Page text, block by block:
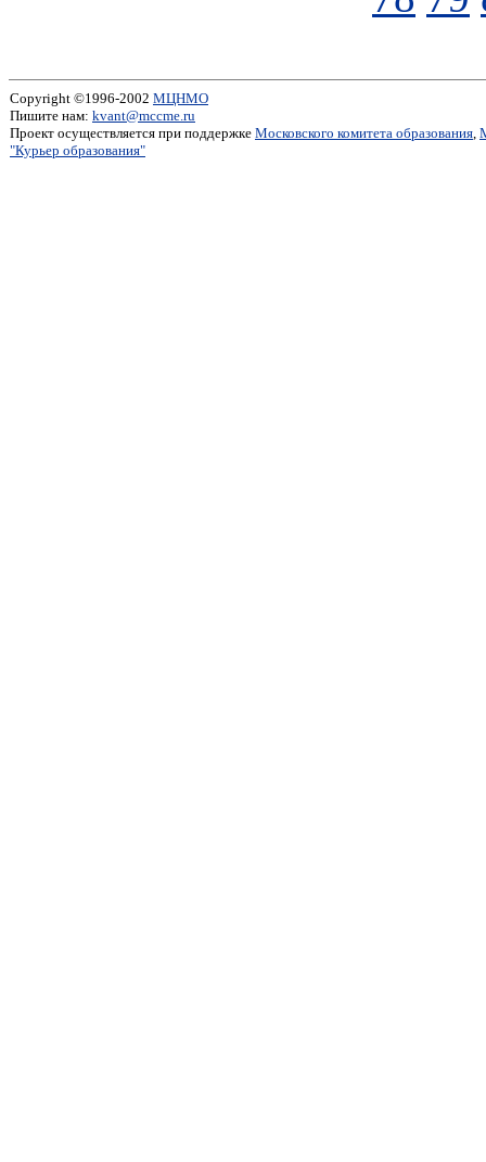
Copyright ©1996-2002 МЦНМО
Пишите нам: kvant@mccme.ru
Проект осуществляется при поддержке Московского комитета образования,
"Курьер образования"